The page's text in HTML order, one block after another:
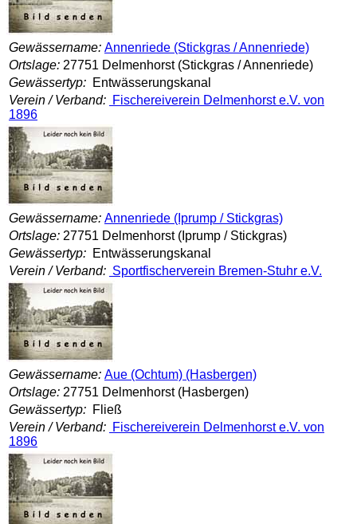
Gewässername: Annenriede (Stickgras / Annenriede)
Ortslage: 27751 Delmenhorst (Stickgras / Annenriede)
Gewässertyp: Entwässerungskanal
Verein / Verband: Fischereiverein Delmenhorst e.V. von
1896
Gewässername: Annenriede (Iprump / Stickgras)
Ortslage: 27751 Delmenhorst (Iprump / Stickgras)
Gewässertyp: Entwässerungskanal
Verein / Verband: Sportfischerverein Bremen-Stuhr e.V.
Gewässername: Aue (Ochtum) (Hasbergen)
Ortslage: 27751 Delmenhorst (Hasbergen)
Gewässertyp: Fließ
Verein / Verband: Fischereiverein Delmenhorst e.V. von
1896